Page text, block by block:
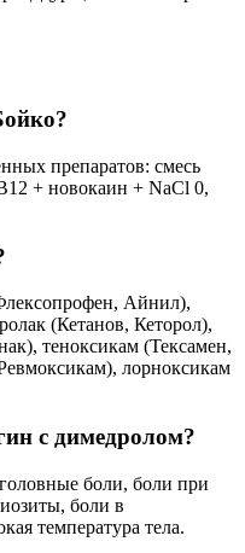
препаратов: смесь
+ новокаин + NaCl 0,
Айнил),
(Кетанов, Кеторол),
теноксикам (Тексамен,
лорноксикам
с димедролом?
боли, боли при
боли в
температура тела.